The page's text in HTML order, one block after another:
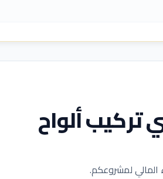
تركيب ألواح
المالي لمشروعكم.